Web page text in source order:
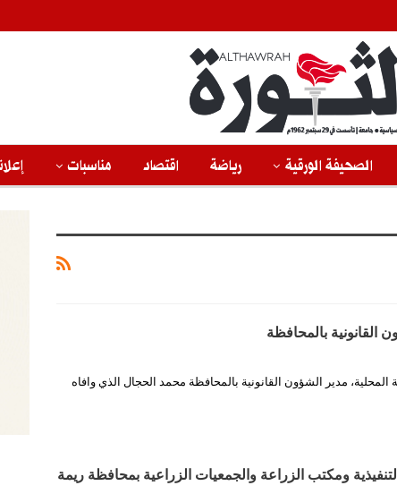
الصحيفة الورقية رياضة اقتصاد مناسبات
القانونية بالمحافظة
مدير الشؤون القانونية بالمحافظة محمد الحجال الذي وافاه
ومكتب الزراعة والجمعيات الزراعية بمحافظة ريمة